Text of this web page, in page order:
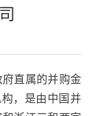
直属的并购金
，是由中国并